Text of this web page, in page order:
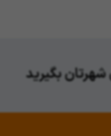
بگیرید